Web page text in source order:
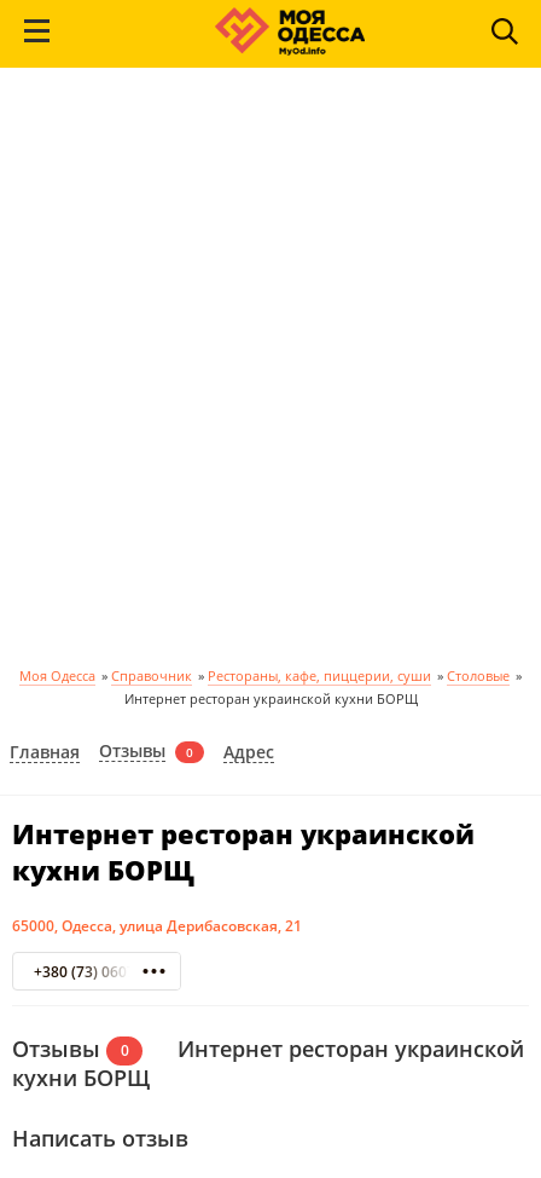
Моя Одесса » Справочник » Рестораны, кафе, пиццерии, суши » Столовые »
Интернет ресторан украинской кухни БОРЩ
Главная Отзывы 0 Адрес
Интернет ресторан украинской
кухни БОРЩ
65000, Одесса, улица Дерибасовская, 21
+380 (73) 0607395
Отзывы 0
Интернет ресторан украинской
кухни БОРЩ
Написать отзыв